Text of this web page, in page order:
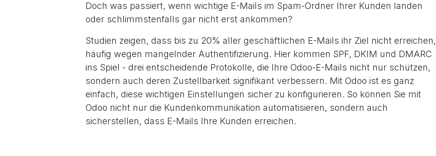
Doch was passiert, wenn wichtige E-Mails im Spam-Ordner Ihrer Kunden landen
oder schlimmstenfalls gar nicht erst ankommen?
Studien zeigen, dass bis zu 20% aller geschäftlichen E-Mails ihr Ziel nicht erreichen,
häufig wegen mangelnder Authentifizierung. Hier kommen SPF, DKIM und DMARC
ins Spiel - drei entscheidende Protokolle, die Ihre Odoo-E-Mails nicht nur schützen,
sondern auch deren Zustellbarkeit signifikant verbessern. Mit Odoo ist es ganz
einfach, diese wichtigen Einstellungen sicher zu konfigurieren. So können Sie mit
Odoo nicht nur die Kundenkommunikation automatisieren, sondern auch
sicherstellen, dass E-Mails Ihre Kunden erreichen.